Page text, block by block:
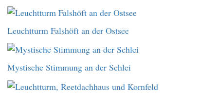
Leuchtturm Falshöft an der Ostsee
Mystische Stimmung an der Schlei